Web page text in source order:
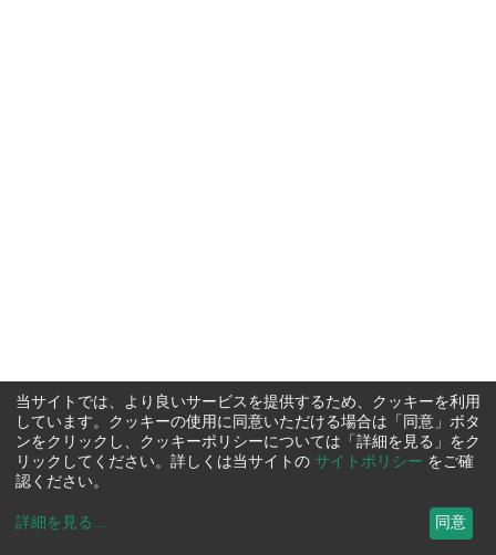
当サイトでは、より良いサービスを提供するため、クッキーを利用
しています。クッキーの使用に同意いただける場合は「同意」ボタ
ンをクリックし、クッキーポリシーについては「詳細を見る」をク
リックしてください。詳しくは当サイトの サイトポリシー をご確
認ください。
詳細を見る ... 同意